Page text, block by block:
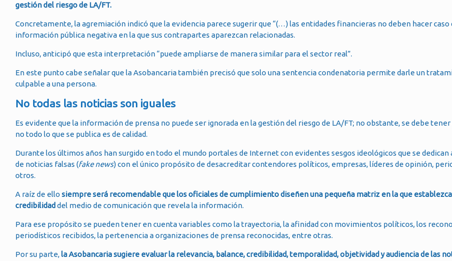
gestión del riesgo de LA/FT.
Concretamente, la agremiación indicó que la evidencia parece sugerir que “(…) las entidades financieras no deben hacer caso
información pública negativa en la que sus contrapartes aparezcan relacionadas.
Incluso, anticipó que esta interpretación “puede ampliarse de manera similar para el sector real”.
En este punto cabe señalar que la Asobancaria también precisó que solo una sentencia condenatoria permite darle un
culpable a una persona.
No todas las noticias son iguales
Es evidente que la información de prensa no puede ser ignorada en la gestión del riesgo de LA/FT; no obstante, se debe
no todo lo que se publica es de calidad.
Durante los últimos años han surgido en todo el mundo portales de Internet con evidentes sesgos ideológicos que se dedican
de noticias falsas (fake news) con el único propósito de desacreditar contendores políticos, empresas, líderes de opinión,
otros.
A raíz de ello siempre será recomendable que los oficiales de cumplimiento diseñen una pequeña matriz en la que
credibilidad del medio de comunicación que revela la información.
Para ese propósito se pueden tener en cuenta variables como la trayectoria, la afinidad con movimientos políticos, los
periodísticos recibidos, la pertenencia a organizaciones de prensa reconocidas, entre otras.
Por su parte,la Asobancaria sugiere evaluar la relevancia, balance, credibilidad, temporalidad, objetividad y audiencia de las